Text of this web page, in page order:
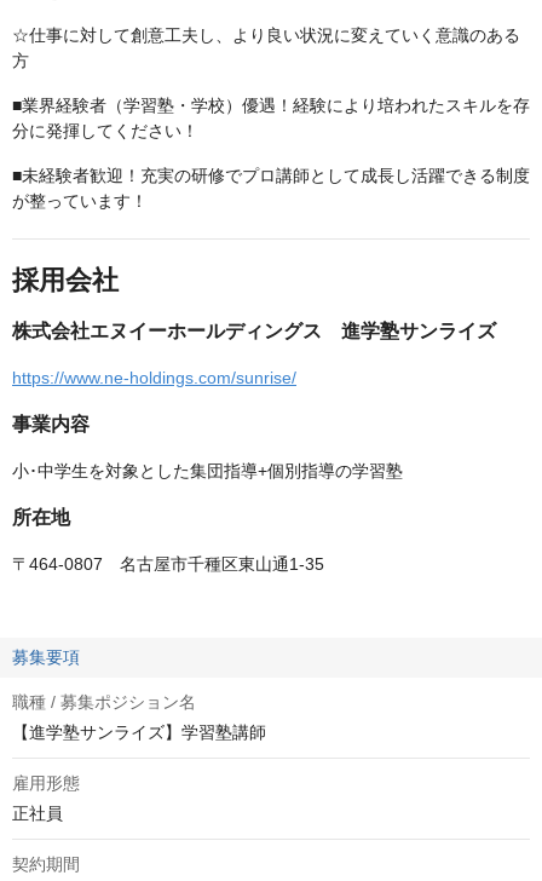
☆仕事に対して創意工夫し、より良い状況に変えていく意識のある
方
■業界経験者（学習塾・学校）優遇！経験により培われたスキルを存
分に発揮してください！
■未経験者歓迎！充実の研修でプロ講師として成長し活躍できる制度
が整っています！
採用会社
株式会社エヌイーホールディングス 進学塾サンライズ
https://www.ne-holdings.com/sunrise/
事業内容
小･中学生を対象とした集団指導+個別指導の学習塾
所在地
〒464-0807 名古屋市千種区東山通1-35
募集要項
職種 / 募集ポジション名
【進学塾サンライズ】学習塾講師
雇用形態
正社員
契約期間